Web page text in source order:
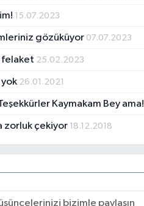
15.07.2023
gözüküyor 07.07.2023
felaket 25.02.2023
yok 26.01.2021
Teşekkürler Kaymakam Bey ama!
zorluk çekiyor 18.12.2018